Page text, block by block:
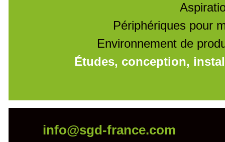
Périphériques pour
Environnement de
Études, conception,
info@sgd-france.com